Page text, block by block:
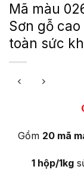
Mã màu
Sơn gỗ
toàn sức
Gồm 20 mã
1 hộp/1kg